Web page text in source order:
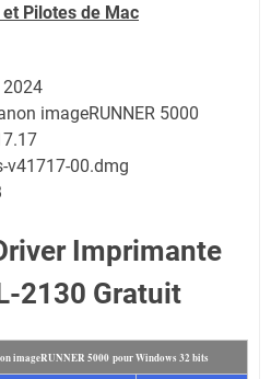
et Pilotes de Mac
2024
imageRUNNER 5000
v41717-00.dmg
Imprimante
2130 Gratuit
imageRUNNER 5000 pour Windows 32 bits